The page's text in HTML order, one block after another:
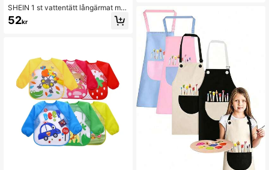
SHEIN 1 st vattentätt långärmat mål
arförkläde för barn, julklapp
52kr